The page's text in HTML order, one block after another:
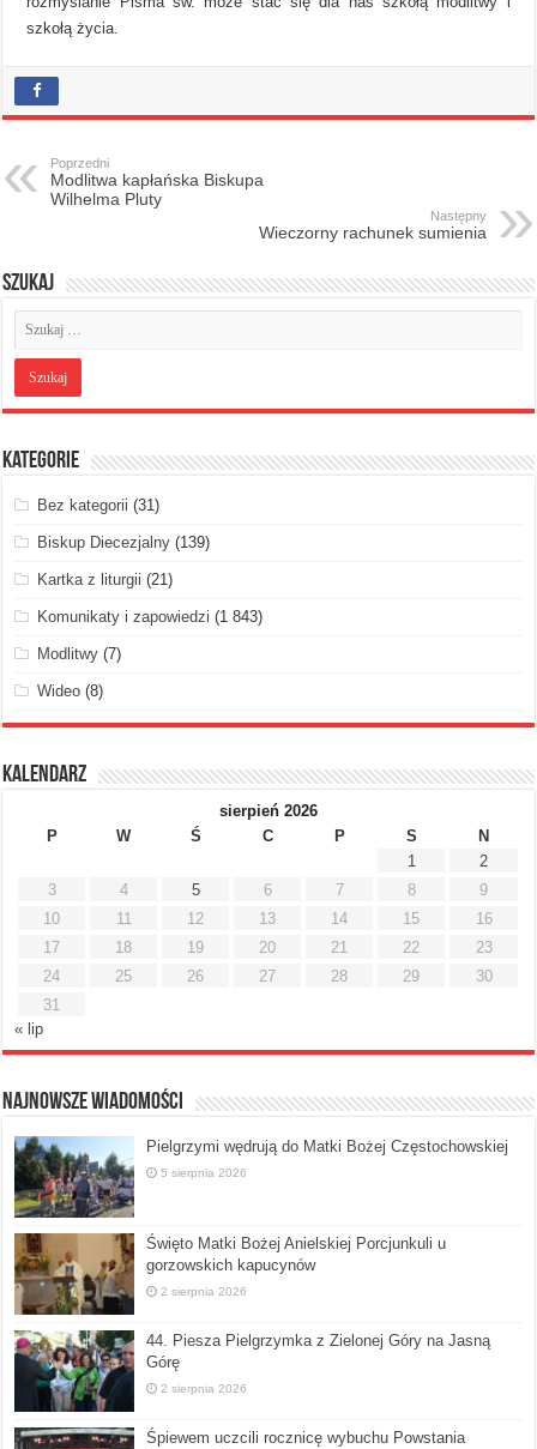
szkołą życia.
Poprzedni
Modlitwa kapłańska Biskupa
Wilhelma Pluty
Następny
Wieczorny rachunek sumienia
Szukaj
Kategorie
Bez kategorii (31)
Biskup Diecezjalny (139)
Kartka z liturgii (21)
Komunikaty i zapowiedzi (1 843)
Modlitwy (7)
Wideo (8)
Kalendarz
sierpień 2026
P
W Ś C P S
N
1
2
3
4 5 6 7 8
9
10
11 12 13 14 15
16
17
18 19 20 21 22
23
24
25 26 27 28 29
30
31
« lip
Najnowsze Wiadomości
Pielgrzymi wędrują do Matki Bożej Częstochowskiej
5 sierpnia 2026
Święto Matki Bożej Anielskiej Porcjunkuli u
gorzowskich kapucynów
2 sierpnia 2026
44. Piesza Pielgrzymka z Zielonej Góry na Jasną
Górę
2 sierpnia 2026
Śpiewem uczcili rocznicę wybuchu Powstania